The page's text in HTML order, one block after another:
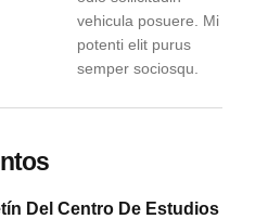
vehicula posuere. Mi
potenti elit purus
semper sociosqu.
Del Centro De Estudios